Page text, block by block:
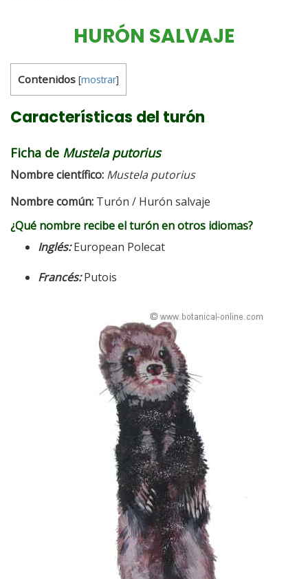
HURÓN SALVAJE
Contenidos [mostrar]
Características del turón
Ficha de Mustela putorius
Nombre científico: Mustela putorius
Nombrecomún: Turón / Hurón salvaje
¿Qué nombre recibe el turón en otros idiomas?
Inglés:European Polecat
Francés:Putois